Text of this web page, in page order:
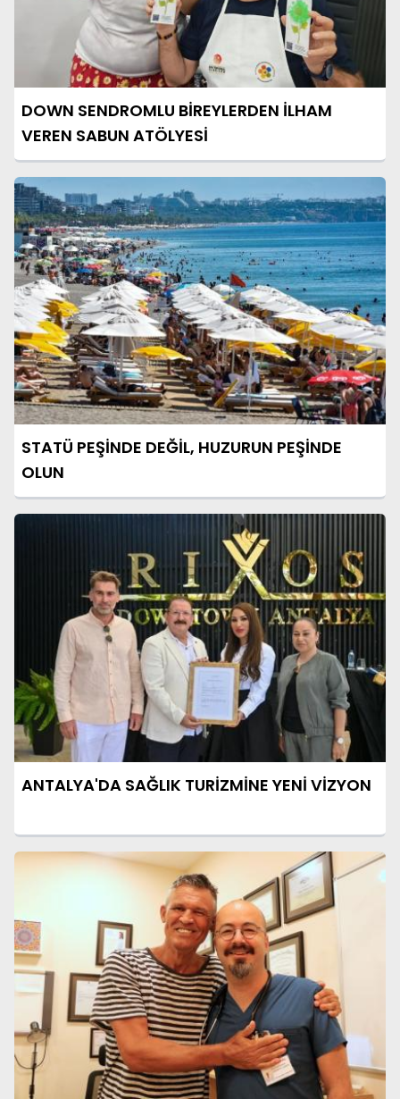
DOWN SENDROMLU BİREYLERDEN İLHAM
VEREN SABUN ATÖLYESİ
STATÜ PEŞİNDE DEĞİL, HUZURUN PEŞİNDE
OLUN
ANTALYA'DA SAĞLIK TURİZMİNE YENİ VİZYON